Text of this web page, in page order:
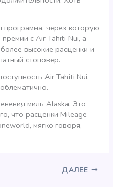
программа, через которую
с Air Tahiti Nui, а
высокие расценки и
стоповер.
Air Tahiti Nui,
миль Alaska. Это
что расценки Mileage
мягко говоря,
ДАЛЕЕ